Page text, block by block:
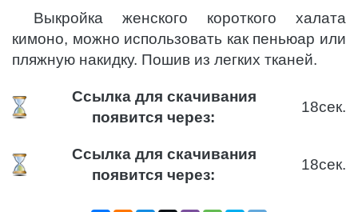
Выкройка женского короткого халата
кимоно, можно использовать как пеньюар или
пляжную накидку. Пошив из легких тканей.
Ссылка для скачивания
появится через:
18сек.
Ссылка для скачивания
появится через:
18сек.